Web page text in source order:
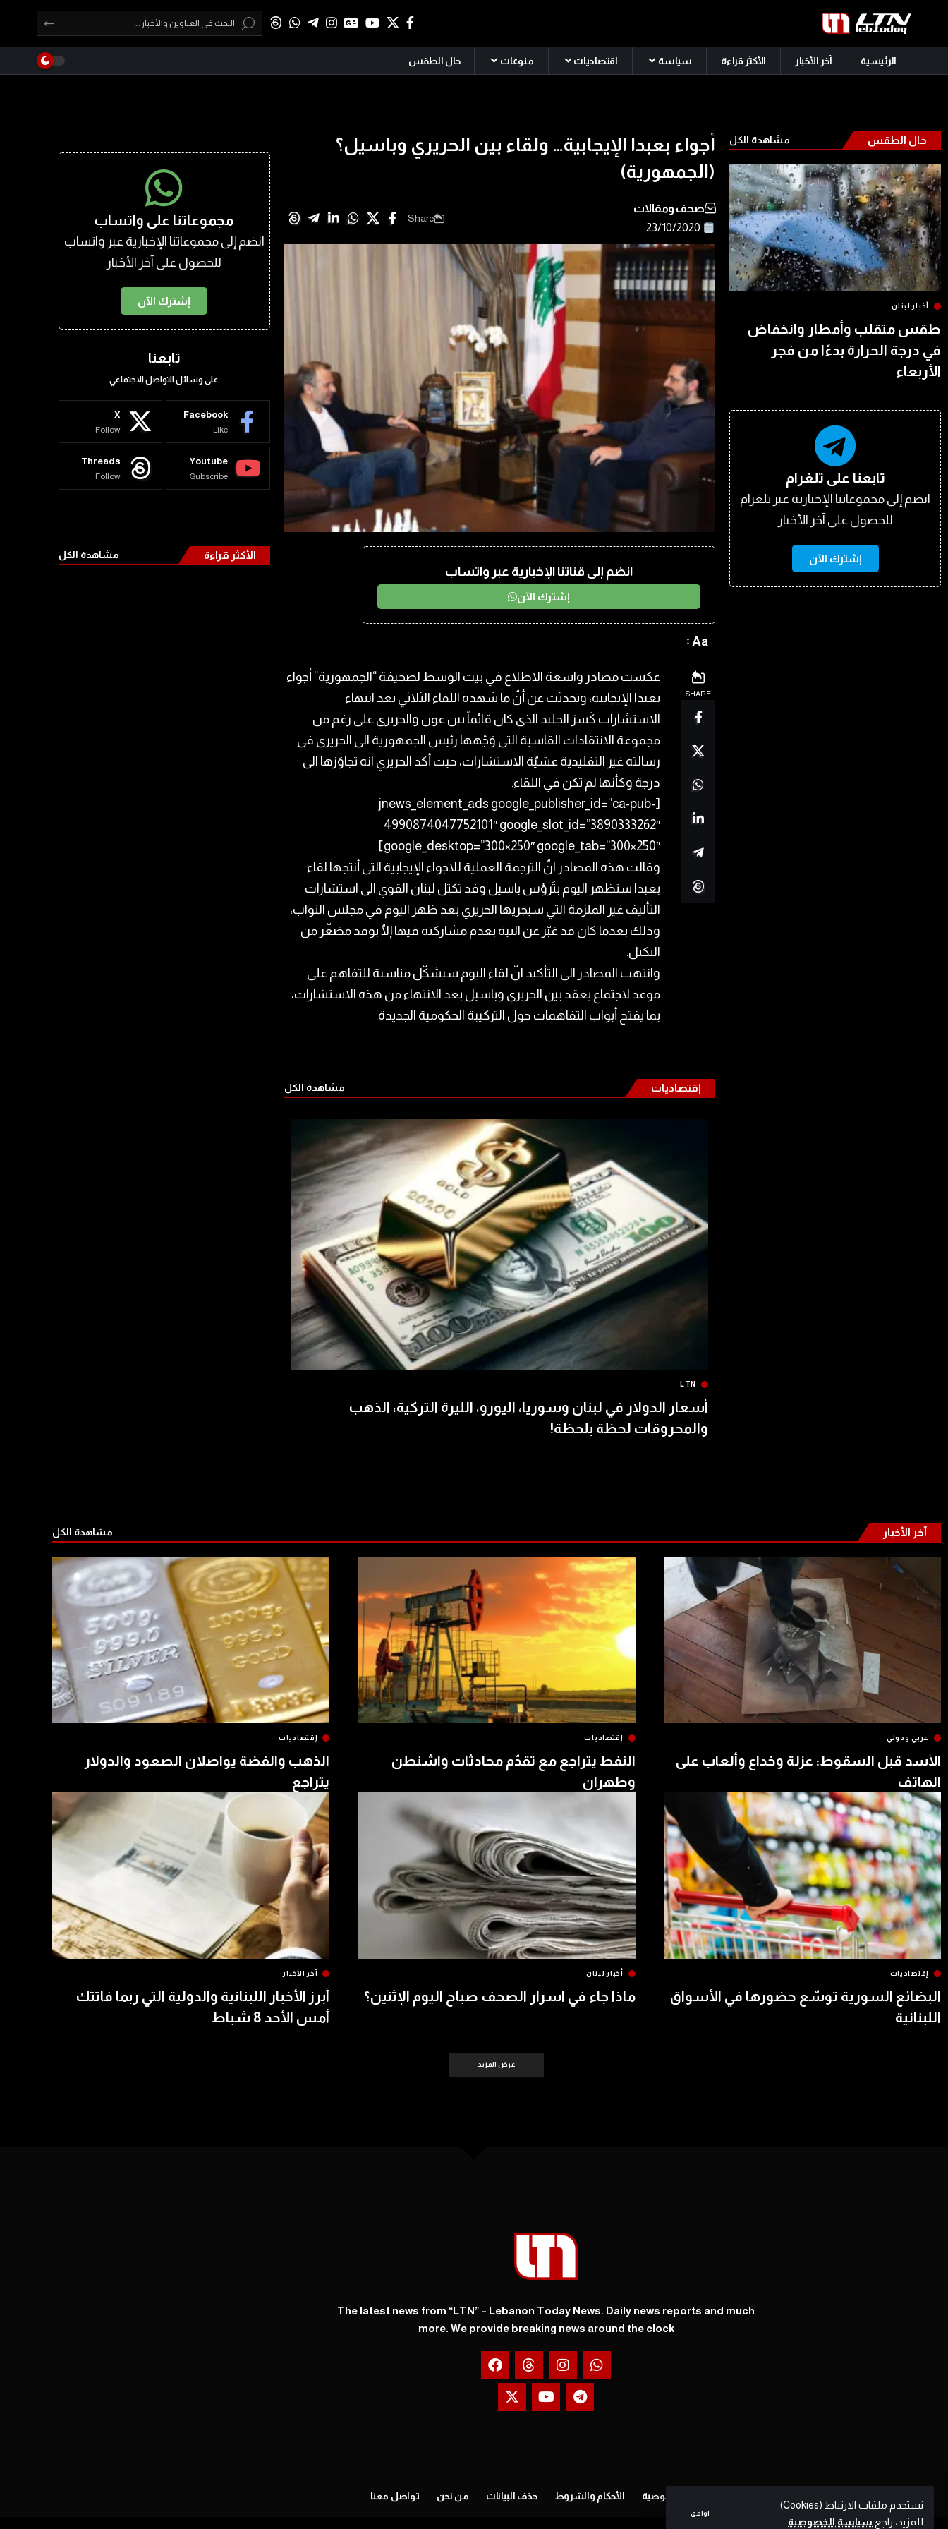
نستخدم ملفات الارتباط (Cookies).
للمزيد، راجع سياسة الخصوصية
اوافق
الرئيسية آخر الأخبار الأكثر قراءة سياسة اقتصاديات منوعات حال الطقس
حال الطقس مشاهدة الكل
أخبار لبنان
طقس متقلب وأمطار وانخفاض
في درجة الحرارة بدءًا من فجر
الأربعاء
تابعنا على تلغرام
انضم إلى مجموعاتنا الإخبارية عبر تلغرام
للحصول على آخر الأخبار
إشترك الآن
أجواء بعبدا الإيجابية… ولقاء بين الحريري وباسيل؟
(الجمهورية)
صحف ومقالات
Share
انضم إلى قناتنا الإخبارية عبر واتساب
إشترك الآن
Aa
SHARE
عكست مصادر واسعة الاطلاع في بيت الوسط لصحيفة “الجمهورية” أجواء
بعبدا الإيجابية، وتحدثت عن أنّ ما شهده اللقاء الثلاثي بعد انتهاء
الاستشارات كَسرَ الجليد الذي كان قائماً بين عون والحريري على رغم من
مجموعة الانتقادات القاسية التي وَجّهها رئيس الجمهورية الى الحريري في
رسالته غير التقليدية عشيّة الاستشارات، حيث أكد الحريري انه تجاوَزها الى
درجة وكأنها لم تكن في اللقاء.
[jnews_element_ads google_publisher_id=”ca-pub-
4990874047752101″ google_slot_id=”3890333262″
google_desktop=”300×250″ google_tab=”300×250″]
وقالت هذه المصادر انّ الترجمة العملية للاجواء الإيجابية التي أنتجها لقاء
بعبدا ستظهر اليوم بتَرؤس باسيل وفد تكتل لبنان القوي الى استشارات
التأليف غير الملزمة التي سيجريها الحريري بعد ظهر اليوم في مجلس النواب،
وذلك بعدما كان قد عَبّر عن النية بعدم مشاركته فيها إلّا بوفد مصَغّر من
التكتل.
وانتهت المصادر الى التأكيد انّ لقاء اليوم سيشكّل مناسبة للتفاهم على
موعد لاجتماع يعقد بين الحريري وباسيل بعد الانتهاء من هذه الاستشارات،
بما يفتح أبواب التفاهمات حول التركيبة الحكومية الجديدة
إقتصاديات مشاهدة الكل
LTN
أسعار الدولار في لبنان وسوريا، اليورو، الليرة التركية، الذهب
والمحروقات لحظة بلحظة!
مجموعاتنا على واتساب
انضم إلى مجموعاتنا الإخبارية عبر واتساب
للحصول على آخر الأخبار
إشترك الآن
تابعنا
على وسائل التواصل الاجتماعي
Facebook
Like
X
Follow
Youtube
Subscribe
Threads
Follow
الأكثر قراءة مشاهدة الكل
آخر الأخبار مشاهدة الكل
عربي ودولي
الأسد قبل السقوط: عزلة وخداع وألعاب على
الهاتف
إقتصاديات
النفط يتراجع مع تقدّم محادثات واشنطن
وطهران
إقتصاديات
الذهب والفضة يواصلان الصعود والدولار
يتراجع
إقتصاديات
البضائع السورية توسّع حضورها في الأسواق
اللبنانية
أخبار لبنان
ماذا جاء في اسرار الصحف صباح اليوم الإثنين؟
آخر الأخبار
أبرز الأخبار اللبنانية والدولية التي ربما فاتتك
أمس الأحد 8 شباط
عرض المزيد
The latest news from “LTN” – Lebanon Today News. Daily news reports and much
more. We provide breaking news around the clock
سياسة الخصوصية الأحكام والشروط حذف البيانات من نحن تواصل معنا